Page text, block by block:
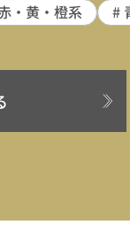
・黄・橙系 #